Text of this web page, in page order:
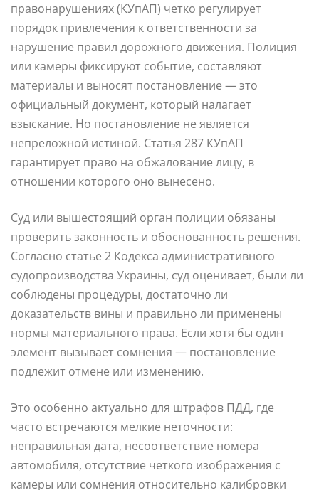
правонарушениях (КУпАП) четко регулирует
порядок привлечения к ответственности за
нарушение правил дорожного движения. Полиция
или камеры фиксируют событие, составляют
материалы и выносят постановление — это
официальный документ, который налагает
взыскание. Но постановление не является
непреложной истиной. Статья 287 КУпАП
гарантирует право на обжалование лицу, в
отношении которого оно вынесено.
Суд или вышестоящий орган полиции обязаны
проверить законность и обоснованность решения.
Согласно статье 2 Кодекса административного
судопроизводства Украины, суд оценивает, были ли
соблюдены процедуры, достаточно ли
доказательств вины и правильно ли применены
нормы материального права. Если хотя бы один
элемент вызывает сомнения — постановление
подлежит отмене или изменению.
Это особенно актуально для штрафов ПДД, где
часто встречаются мелкие неточности:
неправильная дата, несоответствие номера
автомобиля, отсутствие четкого изображения с
камеры или сомнения относительно калибровки